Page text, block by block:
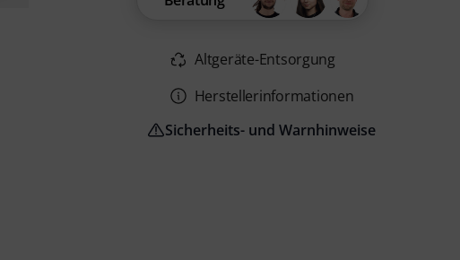
Altgeräte-Entsorgung
Herstellerinformationen
Sicherheits- und Warnhinweise